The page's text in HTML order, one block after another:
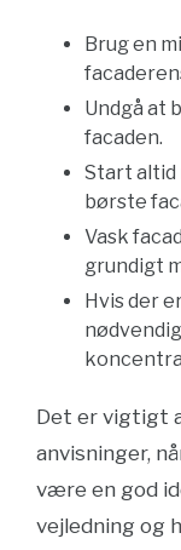
Brug en
Undgå at
facaden.
Start altid
børste
Vask
grundigt
Hvis der
Det er vigtigt
anvisninger,
være en god
vejledning og